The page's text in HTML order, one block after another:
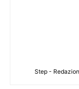
Step -